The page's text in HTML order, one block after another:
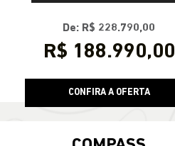
De: R$ 228.790,00
R$ 188.990,00
CONFIRA A OFERTA